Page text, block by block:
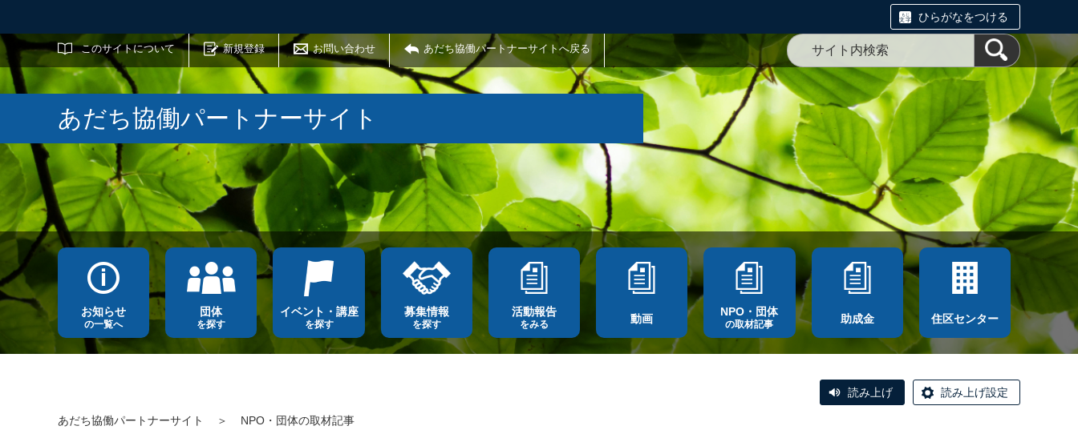
ひらがなをつける
このサイトについて 新規登録 お問い合わせ あだち協働パートナーサイトへ戻る
サイト内検索
あだち協働パートナーサイト
お知らせ
の一覧へ
団体
を探す
イベント・講座
を探す
募集情報
を探す
活動報告
をみる 動画
NPO・団体
の取材記事 助成金 住区センター
読み上げ 読み上げ設定
あだち協働パートナーサイト ＞ NPO・団体の取材記事